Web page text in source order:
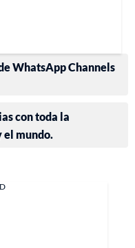
WhatsApp Channels
con toda la
el mundo.